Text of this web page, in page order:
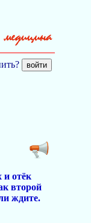
и отёк
второй
ждите.